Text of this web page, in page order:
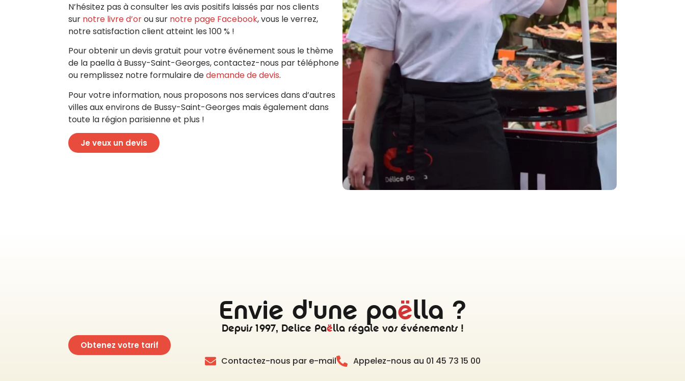
N’hésitez pas à consulter les avis positifs laissés par nos clients
sur notre livre d’orou sur notre page Facebook, vous le verrez,
notre satisfaction client atteint les 100 % !
Pour obtenir un devis gratuit pour votre événement sous le thème
de la paella à Bussy-Saint-Georges, contactez-nous par téléphone
ou remplissez notre formulaire dedemande de devis.
Pour votre information, nous proposons nos services dans d’autres
villes aux environs de Bussy-Saint-Georges mais également dans
toute la région parisienne et plus !
Je veux un devis
Envie d'une paëlla ?
Depuis 1997, Delice Paëlla régale vos événements !
Obtenez votre tarif
Contactez-nous par e-mail Appelez-nous au 01 45 73 15 00